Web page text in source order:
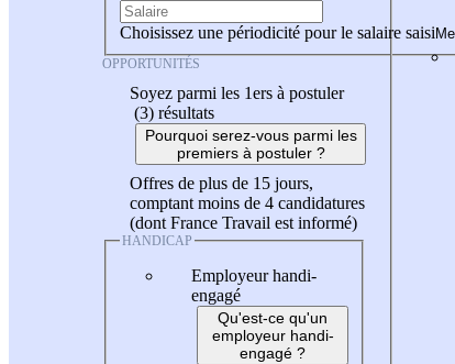
Choisissez une périodicité pour le salaire saisi
OPPORTUNITÉS
Soyez parmi les 1ers à postuler
(3) résultats
Pourquoi serez-vous parmi les
premiers à postuler ?
Offres de plus de 15 jours,
comptant moins de 4 candidatures
(dont France Travail est informé)
HANDICAP
Employeur handi-
engagé
Qu'est-ce qu'un
employeur handi-
engagé ?